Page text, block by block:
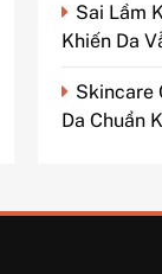
Sai Lầm
Khiến Da
Skincare
Da Chuẩn